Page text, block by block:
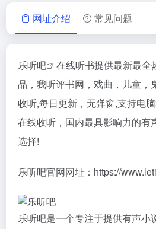
网址介绍 常见问题
乐听吧
在线听书提供最新最全
品，我听评书网，戏曲，儿童，
收听,每日更新，无弹窗,支持电
在线收听，国内最具影响力的有
选择!
乐听吧官网网址： https://
乐听吧是一个专注于提供有声小